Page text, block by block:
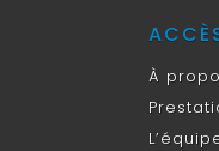
À